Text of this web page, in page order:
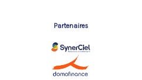
Partenaires